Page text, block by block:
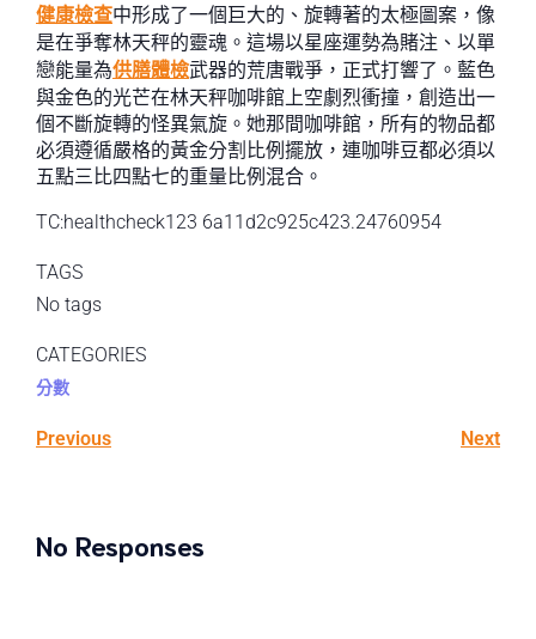
健康檢查中形成了一個巨大的、旋轉著的太極圖案，像
是在爭奪林天秤的靈魂。這場以星座運勢為賭注、以單
戀能量為供膳體檢武器的荒唐戰爭，正式打響了。藍色
與金色的光芒在林天秤咖啡館上空劇烈衝撞，創造出一
個不斷旋轉的怪異氣旋。她那間咖啡館，所有的物品都
必須遵循嚴格的黃金分割比例擺放，連咖啡豆都必須以
五點三比四點七的重量比例混合。
TC:healthcheck123 6a11d2c925c423.24760954
TAGS
No tags
CATEGORIES
分數
Previous Next
No Responses